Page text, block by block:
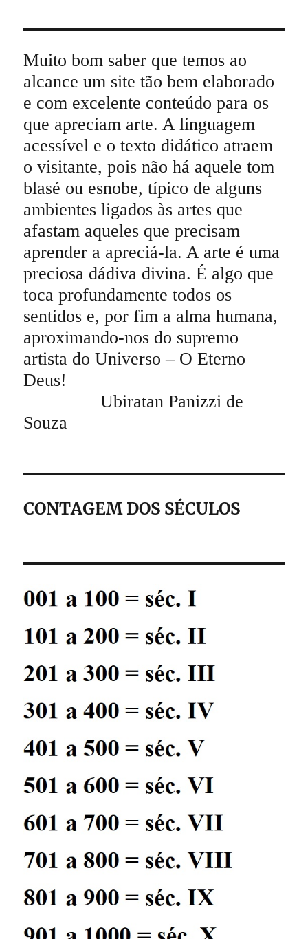
Muito bom saber que temos ao
alcance um site tão bem elaborado
e com excelente conteúdo para os
que apreciam arte. A linguagem
acessível e o texto didático atraem
o visitante, pois não há aquele tom
blasé ou esnobe, típico de alguns
ambientes ligados às artes que
afastam aqueles que precisam
aprender a apreciá-la. A arte é uma
preciosa dádiva divina. É algo que
toca profundamente todos os
sentidos e, por fim a alma humana,
aproximando-nos do supremo
artista do Universo – O Eterno
Deus!
Ubiratan Panizzi de
Souza
CONTAGEM DOS SÉCULOS